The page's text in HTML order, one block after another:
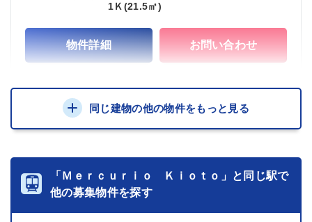
1Ｋ(21.5㎡)
物件詳細 お問い合わせ
同じ建物の他の物件をもっと見る
「Ｍｅｒｃｕｒｉｏ Ｋｉｏｔｏ」と同じ駅で
他の募集物件を探す